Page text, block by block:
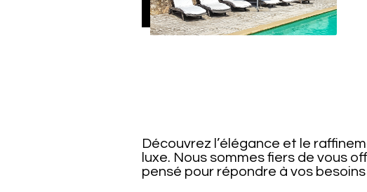
Découvrez l’élégance et le
luxe. Nous sommes fiers de vous
pensé pour répondre à vos